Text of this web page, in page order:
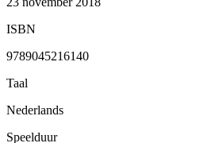
ISBN
9789045216140
Taal
Nederlands
Speelduur